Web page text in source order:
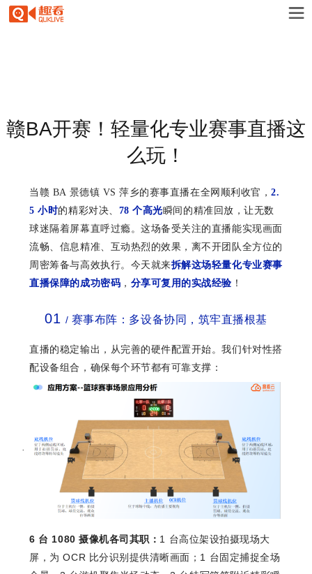
赣BA开赛！轻量化专业赛事直播这
么玩！
当赣 BA 景德镇 VS萍乡的赛事直播在全网顺利收官，2.
5小时的精彩对决、 78个高光瞬间的精准回放，让无数
球迷隔着屏幕直呼过瘾。这场备受关注的直播能实现画面
流畅、信息精准、互动热烈的效果，离不开团队全方位的
周密筹备与高效执行。今天就来拆解这场轻量化专业赛事
直播保障的成功密码 ， 分享可复用的实战经验 ！
01 / 赛事布阵：多设备协同，筑牢直播根基
直播的稳定输出，从完善的硬件配置开始。我们针对性搭
配设备组合，确保每个环节都有可靠支撑：
·
6 台 1080摄像机各司其职： 1
台高位架设拍摄现场大
屏，为 OCR 比分识别提供清晰画面； 1
台固定捕捉全场